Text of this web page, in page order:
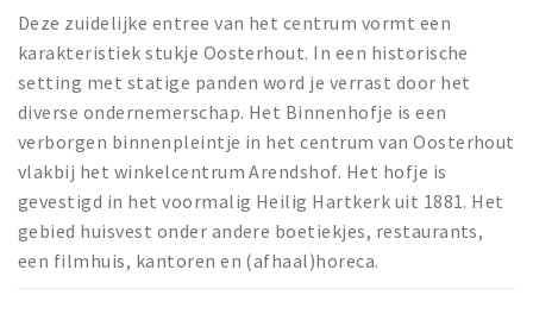
Baroniepoorten
Inloggen
Deze zuidelijke entree van het centrum vormt een
karakteristiek stukje Oosterhout. In een historische
setting met statige panden word je verrast door het
diverse ondernemerschap. Het Binnenhofje is een
verborgen binnenpleintje in het centrum van Oosterhout
vlakbij het winkelcentrum Arendshof. Het hofje is
gevestigd in het voormalig Heilig Hartkerk uit 1881. Het
gebied huisvest onder andere boetiekjes, restaurants,
een filmhuis, kantoren en (afhaal)horeca.